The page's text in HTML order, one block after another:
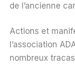
de l’ancienne
Actions et
l’association
nombreux